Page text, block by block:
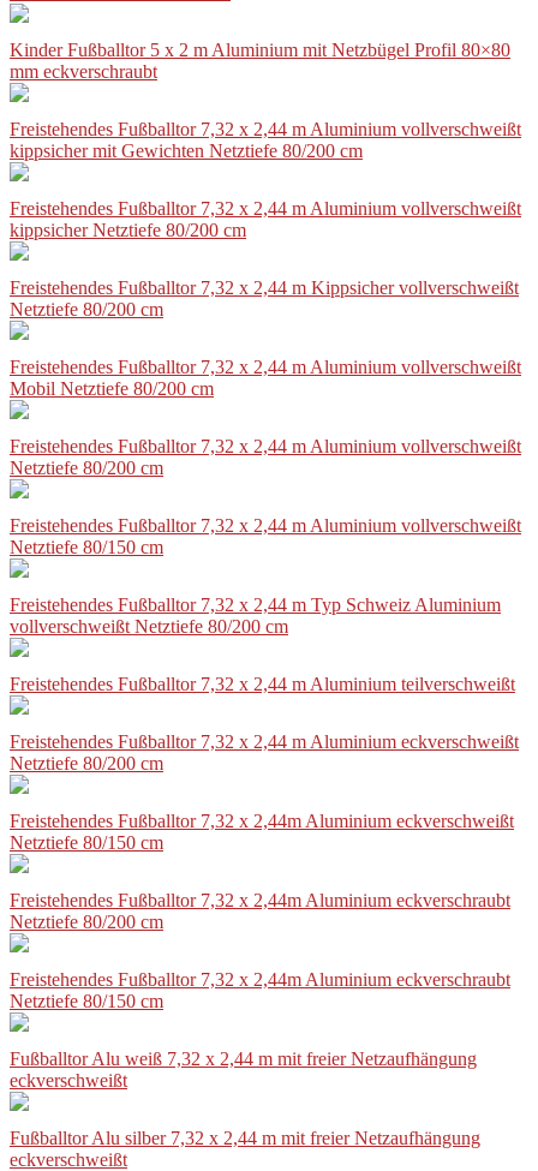
Kinder Fußballtor 5 x 2 m Aluminium mit Netzbügel Profil 80×80
mm eckverschraubt
Freistehendes Fußballtor 7,32 x 2,44 m Aluminium vollverschweißt
kippsicher mit Gewichten Netztiefe 80/200 cm
Freistehendes Fußballtor 7,32 x 2,44 m Aluminium vollverschweißt
kippsicher Netztiefe 80/200 cm
Freistehendes Fußballtor 7,32 x 2,44 m Kippsicher vollverschweißt
Netztiefe 80/200 cm
Freistehendes Fußballtor 7,32 x 2,44 m Aluminium vollverschweißt
Mobil Netztiefe 80/200 cm
Freistehendes Fußballtor 7,32 x 2,44 m Aluminium vollverschweißt
Netztiefe 80/200 cm
Freistehendes Fußballtor 7,32 x 2,44 m Aluminium vollverschweißt
Netztiefe 80/150 cm
Freistehendes Fußballtor 7,32 x 2,44 m Typ Schweiz Aluminium
vollverschweißt Netztiefe 80/200 cm
Freistehendes Fußballtor 7,32 x 2,44 m Aluminium teilverschweißt
Freistehendes Fußballtor 7,32 x 2,44 m Aluminium eckverschweißt
Netztiefe 80/200 cm
Freistehendes Fußballtor 7,32 x 2,44m Aluminium eckverschweißt
Netztiefe 80/150 cm
Freistehendes Fußballtor 7,32 x 2,44m Aluminium eckverschraubt
Netztiefe 80/200 cm
Freistehendes Fußballtor 7,32 x 2,44m Aluminium eckverschraubt
Netztiefe 80/150 cm
Fußballtor Alu weiß 7,32 x 2,44 m mit freier Netzaufhängung
eckverschweißt
Fußballtor Alu silber 7,32 x 2,44 m mit freier Netzaufhängung
eckverschweißt